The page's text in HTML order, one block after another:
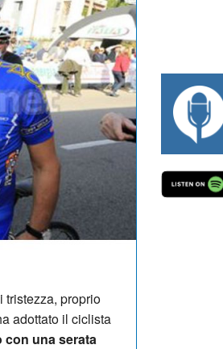
tristezza, proprio
adottato il ciclista
una serata
CHARLY WEGELIUS, MAURO